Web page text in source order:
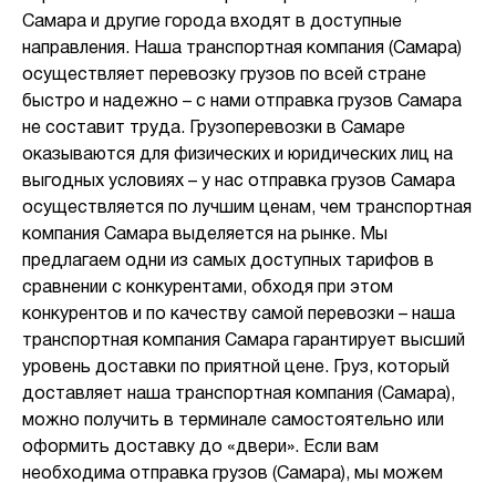
Самара и другие города входят в доступные
направления. Наша транспортная компания (Самара)
осуществляет перевозку грузов по всей стране
быстро и надежно – с нами отправка грузов Самара
не составит труда. Грузоперевозки в Самаре
оказываются для физических и юридических лиц на
выгодных условиях – у нас отправка грузов Самара
осуществляется по лучшим ценам, чем транспортная
компания Самара выделяется на рынке. Мы
предлагаем одни из самых доступных тарифов в
сравнении с конкурентами, обходя при этом
конкурентов и по качеству самой перевозки – наша
транспортная компания Самара гарантирует высший
уровень доставки по приятной цене. Груз, который
доставляет наша транспортная компания (Самара),
можно получить в терминале самостоятельно или
оформить доставку до «двери». Если вам
необходима отправка грузов (Самара), мы можем